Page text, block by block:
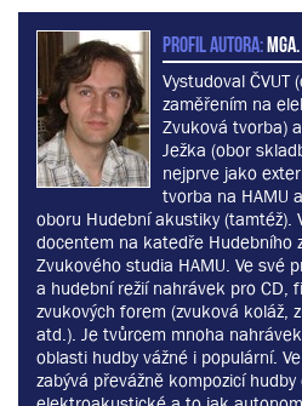
PROFIL AUTORA:
Vystudoval
zaměřením na
Zvuková tvorba)
Ježka (obor
nejprve jako
tvorba na HAMU
oboru Hudební akustiky (tamtéž).
docentem na katedře Hudebního
Zvukového studia HAMU. Ve své
a hudební režií nahrávek pro CD,
zvukových forem (zvuková koláž,
atd.). Je tvůrcem mnoha
oblasti hudby vážné i populární.
zabývá převážně kompozicí